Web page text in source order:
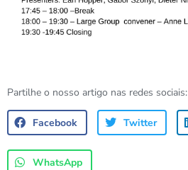
Partilhe o nosso artigo nas redes sociais:
Facebook Twitter
WhatsApp